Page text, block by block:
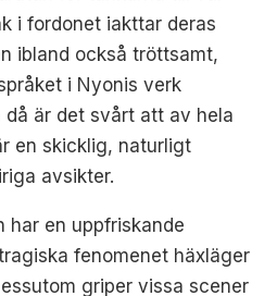
i fordonet iakttar deras
ibland också tröttsamt,
i Nyonis verk
är det svårt att av hela
en skicklig, naturligt
avsikter.
har en uppfriskande
fenomenet häxläger
griper vissa scener